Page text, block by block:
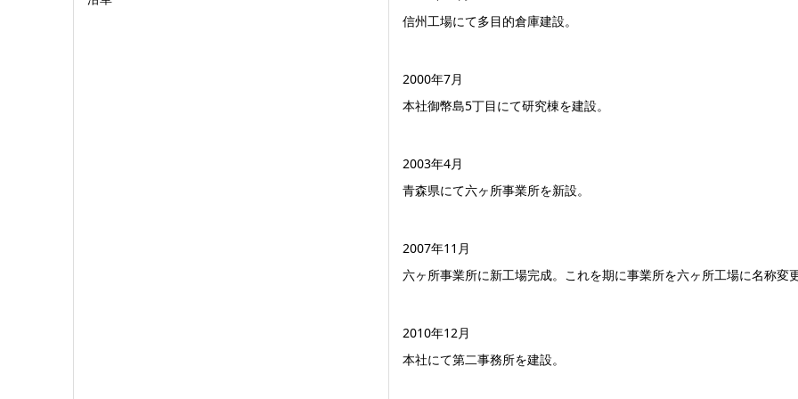
信州工場にて多目的倉庫建設。
2000年7月
本社御幣島5丁目にて研究棟を建設。
2003年4月
青森県にて六ヶ所事業所を新設。
2007年11月
六ヶ所事業所に新工場完成。これを期に事業所を六ヶ所工場に名称変
2010年12月
本社にて第二事務所を建設。